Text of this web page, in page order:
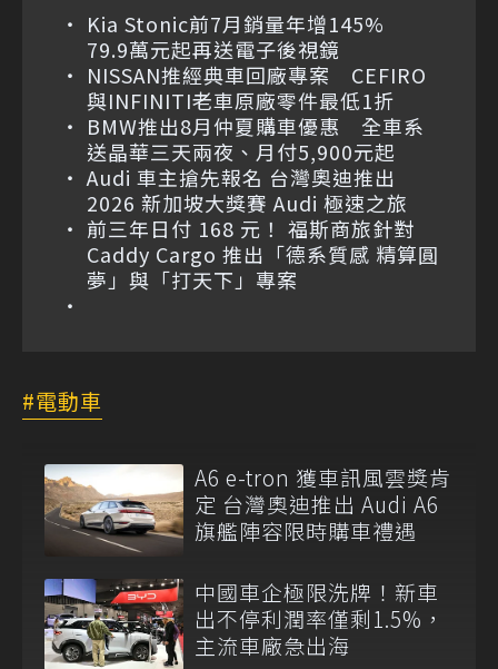
Kia Stonic前7月銷量年增145%
79.9萬元起再送電子後視鏡
NISSAN推經典車回廠專案 CEFIRO
與INFINITI老車原廠零件最低1折
BMW推出8月仲夏購車優惠 全車系
送晶華三天兩夜、月付5,900元起
Audi 車主搶先報名 台灣奧迪推出
2026 新加坡大獎賽 Audi 極速之旅
前三年日付 168 元！ 福斯商旅針對
Caddy Cargo 推出「德系質感 精算圓
夢」與「打天下」專案
電動車
A6 e-tron 獲車訊風雲獎肯
定 台灣奧迪推出 Audi A6
旗艦陣容限時購車禮遇
中國車企極限洗牌！新車
出不停利潤率僅剩1.5%，
主流車廠急出海